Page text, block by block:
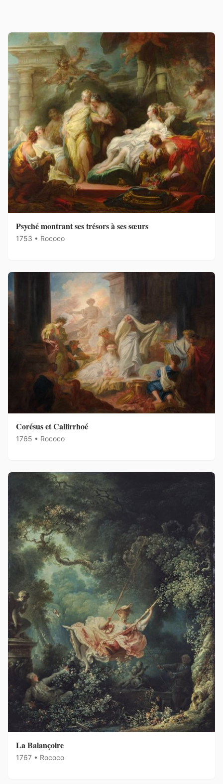
Psyché montrant ses trésors à ses sœurs
1753 • Rococo
Corésus et Callirrhoé
1765 • Rococo
La Balançoire
1767 • Rococo